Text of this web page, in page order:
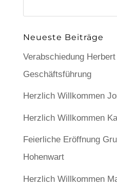
Neueste Beiträge
Verabschiedung
Geschäftsführung
Herzlich Willkommen
Herzlich Willkommen
Feierliche Eröffnung
Hohenwart
Herzlich Willkommen